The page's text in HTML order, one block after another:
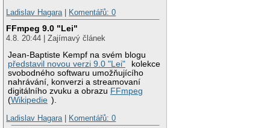
Ladislav Hagara| Komentářů: 0
FFmpeg 9.0 "Lei"
4.8. 20:44 | Zajímavý článek
Jean-Baptiste Kempf na svém blogu
představil novou verzi 9.0 "Lei"
kolekce
svobodného softwaru umožňujícího
nahrávání, konverzi a streamovaní
digitálního zvuku a obrazu FFmpeg
(Wikipedie ).
Ladislav Hagara| Komentářů: 0